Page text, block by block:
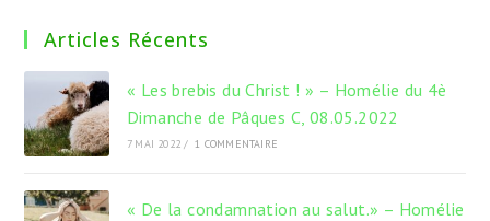
Articles Récents
« Les brebis du Christ ! » – Homélie du 4è
Dimanche de Pâques C, 08.05.2022
7 MAI 2022 / 1 COMMENTAIRE
« De la condamnation au salut.» – Homélie